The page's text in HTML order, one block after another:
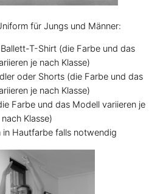
für Jungs und Männer:
T-Shirt (die Farbe und das
je nach Klasse)
oder Shorts (die Farbe und das
je nach Klasse)
Farbe und das Modell variieren je
nach Klasse)
in Hautfarbe falls notwendig